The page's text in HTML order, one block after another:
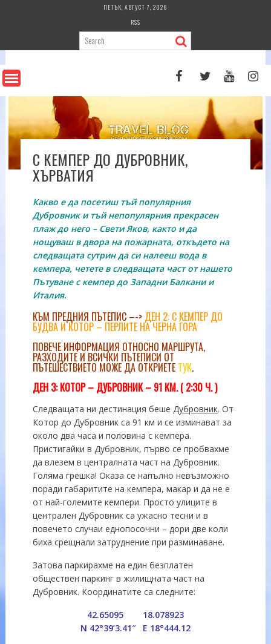
ПЕТЪК, АВГУСТ 7, 2026
RSS
С КЕМПЕР ДО ДУБРОВНИК,
ХЪРВАТИЯ
Какво е да посетиш тъй популярния
Дубровник и тъй непопулярния прекрасен
плаж до него – Свети Яков, както и да
нощуваш в двора на пожарната, откъдето на
следващата сутрин да си налееш вода в
кемпера, четете в следващата част от нашето
Пътуване с кемпер до Западни Балкани и
Италия.
КЪМ ПРЕДНИЯ ПЪТЕПИС –-> ДЕН 2: С КЕМПЕР ДО
БУДВА И КОТОР – ПЕРЛИТЕ НА ЧЕРНА ГОРА
ПОВЕЧЕ ИНФОРМАЦИЯ ОТНОСНО МАРШРУТА,
РАЗХОДИТЕ И ВСИЧКИ ПЪТЕПИСИ ОТ
ПЪТЕШЕСТВИЕТО МОЖЕ ДА ОТКРИЕТЕ ТУК.
ДЕН 3:КОТОР – ДУБРОВНИК – 91 КМ. ( 2:30 Ч. )
Следващата ни дестинация беше Дубровник. От
Котор до Дубровник са 91 км и се изминават за
около два часа и половина с кемпера.
Пристигайки в Дубровник, първо се пробвахме
да влезем в централната част на Дубровник.
Голяма грешка! Оказа се напълно невъзможно
поради габаритите на кемпера, макар и да не е
от най-големите кемпери. Просто улиците в
централен Дубровник са ужасно тесни и в
повечето случаи еднопосочни – дори две коли
биха срещнали затруднение при разминаване.
Затова паркирахме на един безплатен
обществен паркинг в жилищната част на
Дубровник. Координатите са следните:
42.65095 18.078923
N 42°39’3.41″ E 18°444.12